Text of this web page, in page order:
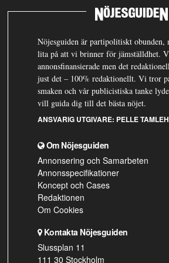
Nöjesguiden är partipolitiskt obunden,
lita på att vi brinner för jämställdhet.
annonsfinansierade men det
just det – 100% redaktionellt. Vi tror
smaken och vår publicistiska tanke
vill guida dig till det bästa nöjet.
ANSVARIG UTGIVARE: PELLE
Om Nöjesguiden
Annonsering och Samarbeten
Annonsspecifikationer
Koncept och Cases
Redaktionen
Om Cookies
Kontakta Nöjesguiden
Slussplan 11
111 30 Stockholm